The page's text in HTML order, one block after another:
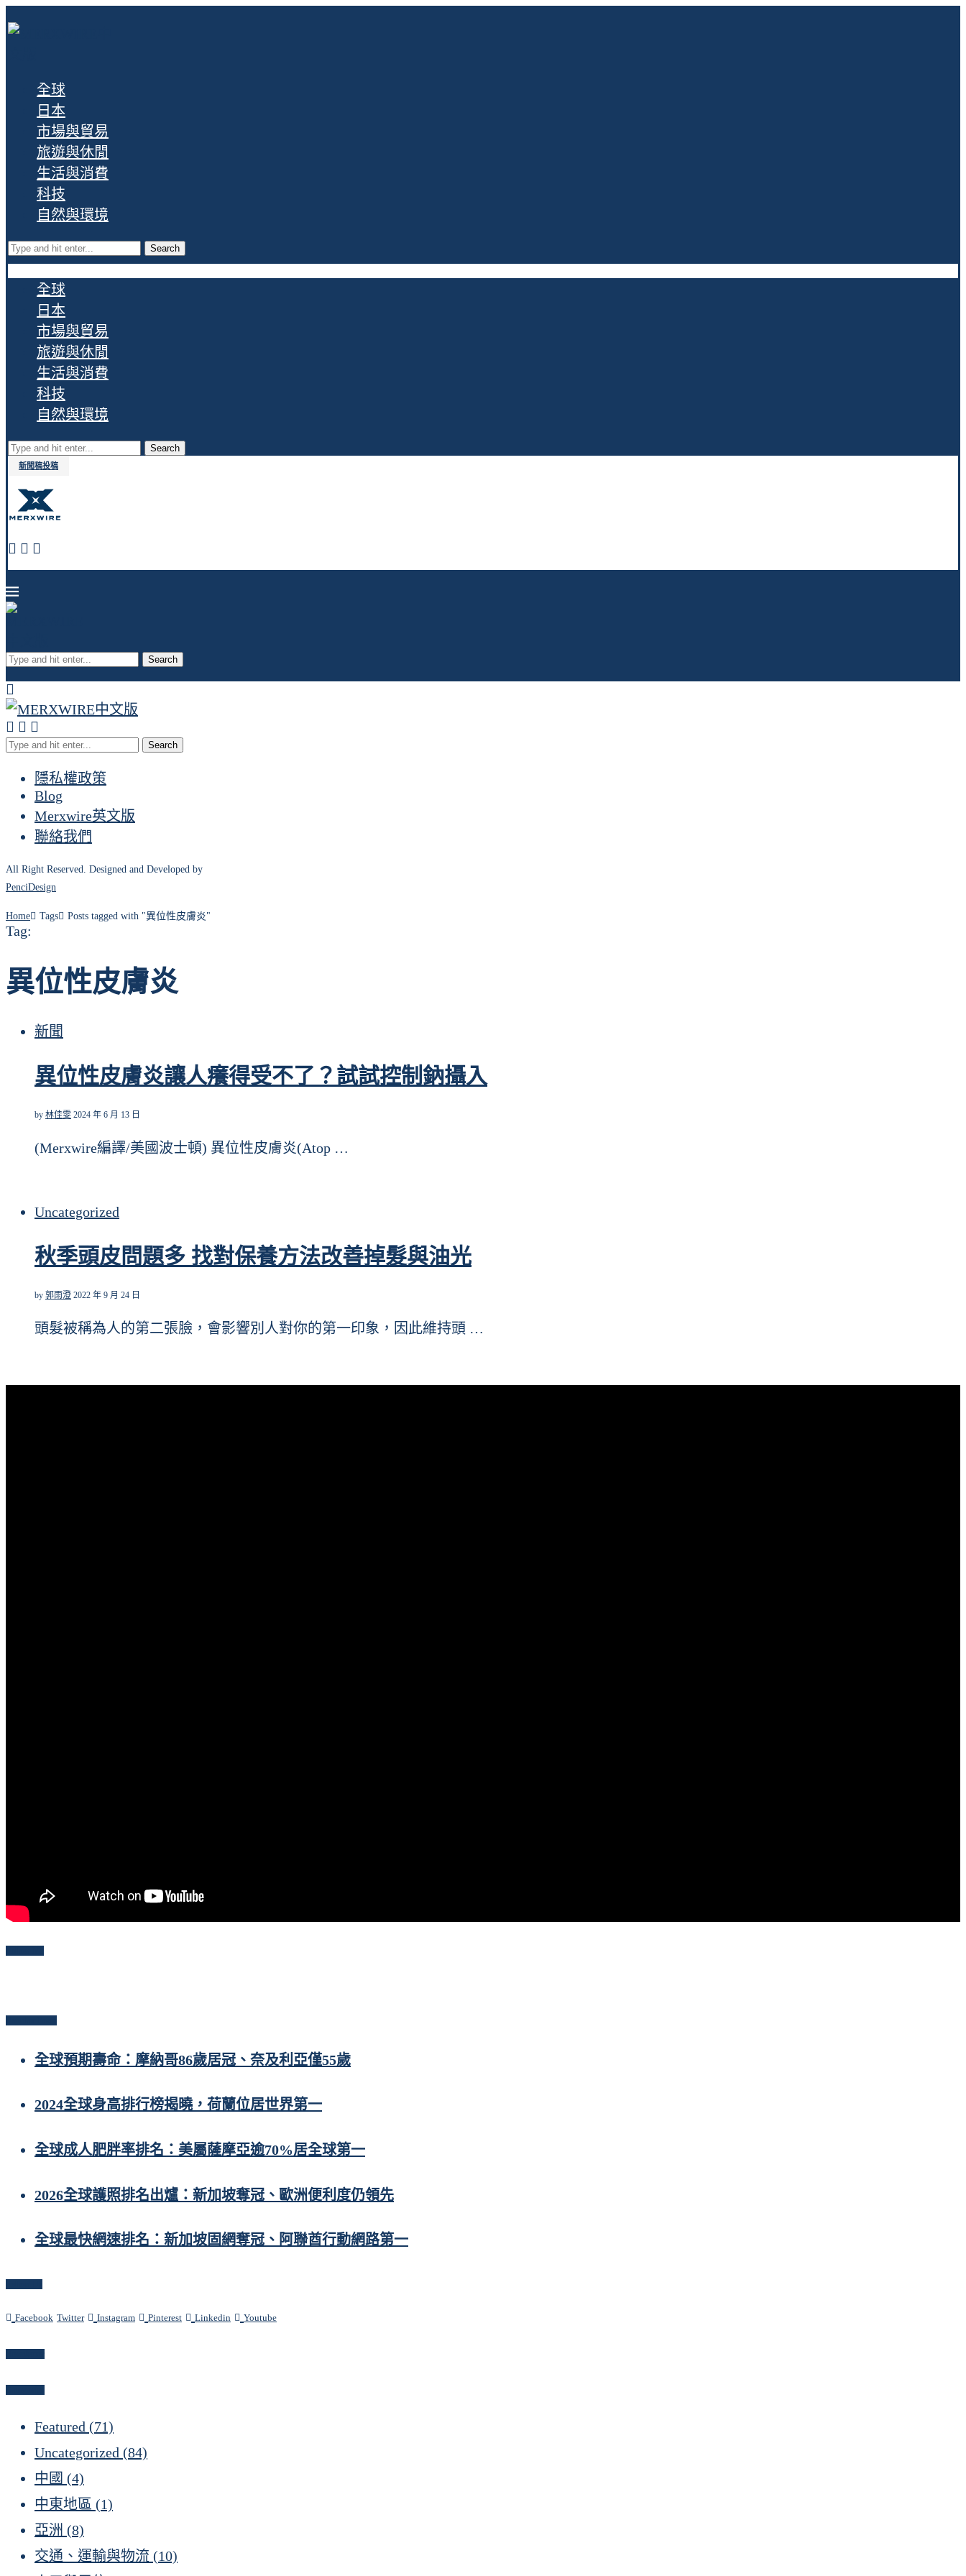
全球
日本
市場與貿易
旅遊與休閒
生活與消費
科技
自然與環境
Search
全球
日本
市場與貿易
旅遊與休閒
生活與消費
科技
自然與環境
Search
新聞稿投稿
Search
Search
隱私權政策
Blog
Merxwire英文版
聯絡我們
All Right Reserved. Designed and Developed by
PenciDesign
Home Tags Posts tagged with "異位性皮膚炎"
Tag:
異位性皮膚炎
新聞
異位性皮膚炎讓人癢得受不了？試試控制鈉攝入
by 林佳雯 2024 年 6 月 13 日
(Merxwire編譯/美國波士頓) 異位性皮膚炎(Atop …
Uncategorized
秋季頭皮問題多 找對保養方法改善掉髮與油光
by 郭雨澄 2022 年 9 月 24 日
頭髮被稱為人的第二張臉，會影響別人對你的第一印象，因此維持頭 …
全球預期壽命：摩納哥86歲居冠、奈及利亞僅55歲
2024全球身高排行榜揭曉，荷蘭位居世界第一
全球成人肥胖率排名：美屬薩摩亞逾70%居全球第一
2026全球護照排名出爐：新加坡奪冠、歐洲便利度仍領先
全球最快網速排名：新加坡固網奪冠、阿聯酋行動網路第一
Facebook Twitter Instagram Pinterest Linkedin Youtube
Featured (71)
Uncategorized (84)
中國 (4)
中東地區 (1)
亞洲 (8)
交通、運輸與物流 (10)